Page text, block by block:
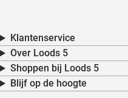
Klantenservice
Over Loods 5
Shoppen bij Loods 5
Blijf op de hoogte